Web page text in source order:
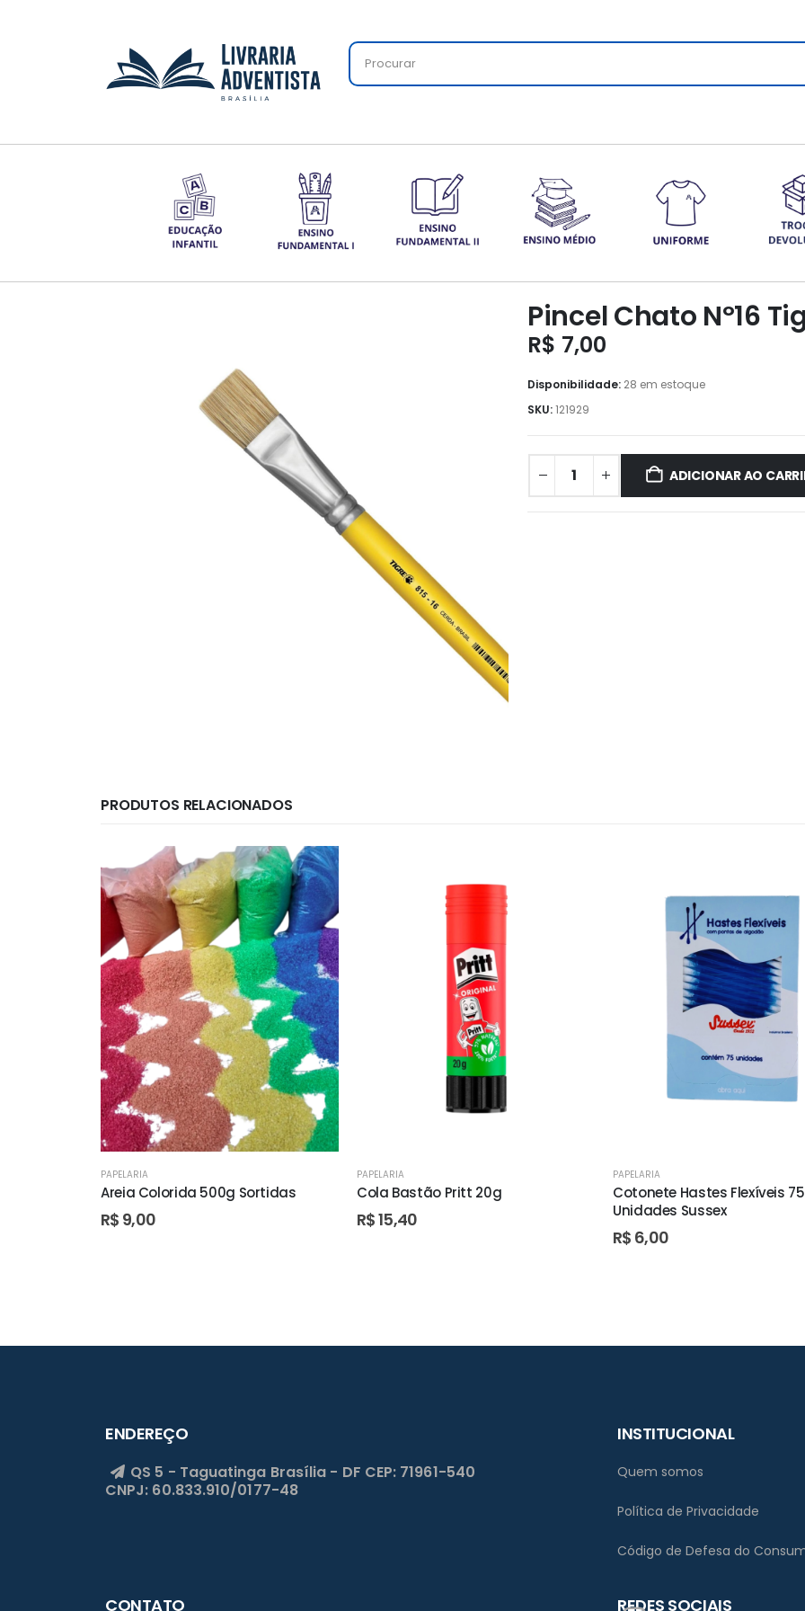
Pincel Chato Nº16
R$ 7,00
Disponibilidade: 28 em estoque
SKU:121929
ADICIONAR AO
PRODUTOS RELACIONADOS
PAPELARIA
Areia Colorida 500g Sortidas
R$ 9,00
PAPELARIA
Cola Bastão Pritt 20g
R$15,40
PAPELARIA
Cotonete Hastes Flexíveis 75
Unidades Sussex
R$ 6,00
ENDEREÇO
QS 5 - Taguatinga Brasília - DF CEP: 71961-540
CNPJ: 60.833.910/0177-48
INSTITUCIONAL
Quem somos
Política de Privacidade
Código de Defesa do
CONTATO REDES SOCIAIS